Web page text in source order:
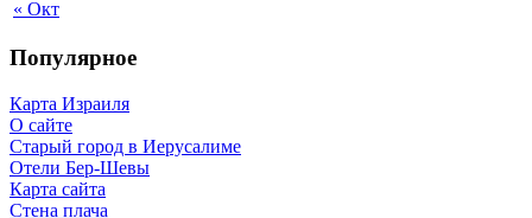
« Окт
Популярное
Карта Израиля
О сайте
Старый город в Иерусалиме
Отели Бер-Шевы
Карта сайта
Стена плача